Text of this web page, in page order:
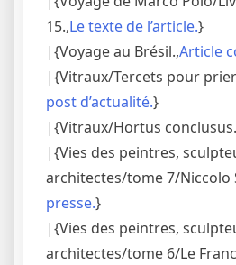
15.,Le texte de l’article.}
|{Voyage au Brésil.,Article
|{Vitraux/Tercets pour
post d’actualité.}
|{Vitraux/Hortus
|{Vies des peintres,
architectes/tome 7/Niccolo
presse.}
|{Vies des peintres,
architectes/tome 6/Le